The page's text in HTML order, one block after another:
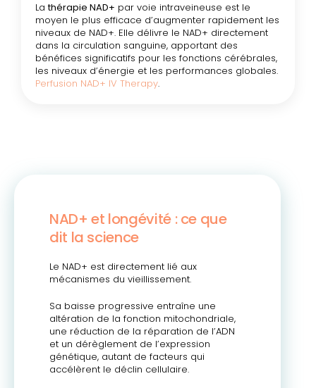
Lathérapie NAD+ par voie intraveineuse est le
moyen le plus efficace d’augmenter rapidement les
niveaux de NAD+. Elle délivre le NAD+ directement
dans la circulation sanguine, apportant des
bénéfices significatifs pour les fonctions cérébrales,
les niveaux d’énergie et les performances globales.
Perfusion NAD+ IV Therapy.
NAD+ et longévité : ce que
dit la science
Le NAD+ est directement lié aux
mécanismes du vieillissement.
Sa baisse progressive entraîne une
altération de la fonction mitochondriale,
une réduction de la réparation de l’ADN
et un dérèglement de l’expression
génétique, autant de facteurs qui
accélèrent le déclin cellulaire.